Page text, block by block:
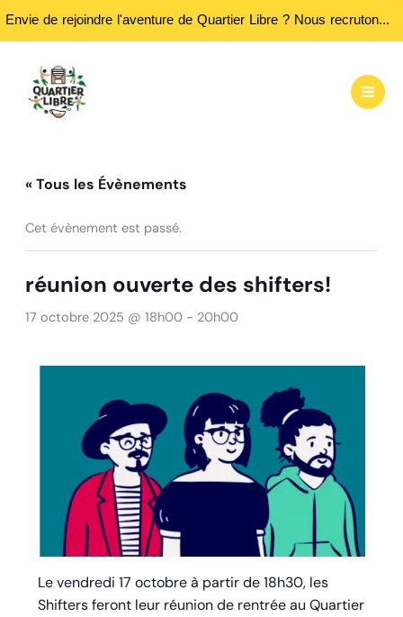
Envie de rejoindre l'aventure de Quartier Libre ? Nous recrutons des bénévoles ! Passez nous rencontrer aux heures d'ouvertures...
contenu
« Tous les Évènements
Cet évènement est passé.
réunion ouverte des shifters!
17 octobre 2025 @ 18h00- 20h00
Le vendredi 17 octobre à partir de 18h30, les
Shifters feront leur réunion de rentrée au Quartier